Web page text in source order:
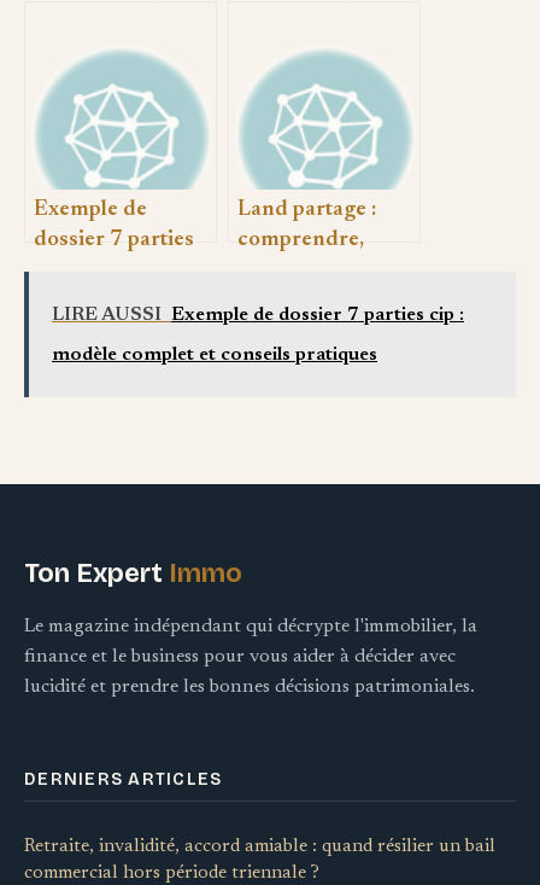
bien s’orienter
système sans se
tromper
Exemple de
dossier 7 parties
Land partage :
comprendre,
LIRE AUSSI Exemple de dossier 7 parties cip :
modèle complet et conseils pratiques
Ton Expert Immo
Le magazine indépendant qui décrypte l'immobilier, la
finance et le business pour vous aider à décider avec
lucidité et prendre les bonnes décisions patrimoniales.
DERNIERS ARTICLES
Retraite, invalidité, accord amiable : quand résilier un bail
commercial hors période triennale ?